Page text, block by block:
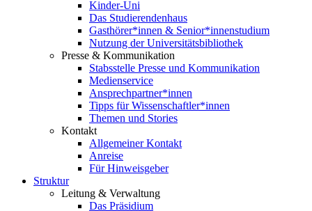
Kinder-Uni
Das Studierendenhaus
Gasthörer*innen & Senior*innenstudium
Nutzung der Universitätsbibliothek
Presse & Kommunikation
Stabsstelle Presse und Kommunikation
Medienservice
Ansprechpartner*innen
Tipps für Wissenschaftler*innen
Themen und Stories
Kontakt
Allgemeiner Kontakt
Anreise
Für Hinweisgeber
Struktur
Leitung & Verwaltung
Das Präsidium